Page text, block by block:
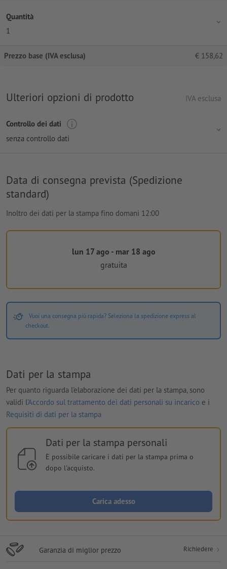
Quantità
1
Prezzo base (IVA esclusa) € 158,62
Ulteriori opzioni di prodotto IVA esclusa
Controllo dei dati
senza controllo dati
Data di consegna prevista (Spedizione
standard)
Inoltro dei dati per la stampa fino domani 12:00
lun 17 ago - mar 18 ago
gratuita
Vuoi una consegna più rapida? Seleziona la spedizione express al
checkout.
Dati per la stampa
Per quanto riguarda l'elaborazione dei dati per la stampa, sono
validi l'Accordo sul trattamento dei dati personali su incarico e i
Requisiti di dati per la stampa
Dati per la stampa personali
È possibile caricare i dati per la stampa prima o
dopo l'acquisto.
Carica adesso
Garanzia di miglior prezzo Richiedere